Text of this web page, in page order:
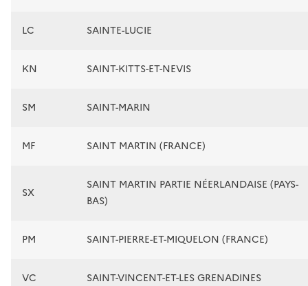
LC SAINTE-LUCIE
KN SAINT-KITTS-ET-NEVIS
SM SAINT-MARIN
MF SAINT MARTIN (FRANCE)
SX
SAINT MARTIN PARTIE NÉERLANDAISE (PAYS-
BAS)
PM SAINT-PIERRE-ET-MIQUELON (FRANCE)
VC SAINT-VINCENT-ET-LES GRENADINES